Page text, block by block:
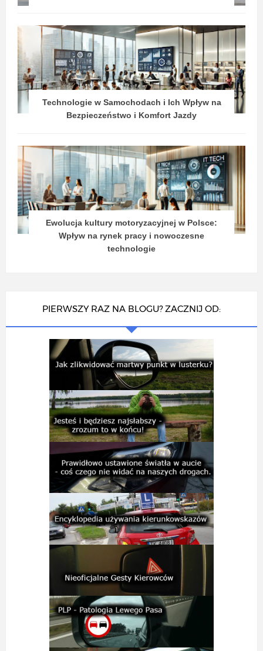
Technologie w Samochodach i Ich Wpływ na
Bezpieczeństwo i Komfort Jazdy
Ewolucja kultury motoryzacyjnej w Polsce:
Wpływ na rynek pracy i nowoczesne
technologie
PIERWSZY RAZ NA BLOGU? ZACZNIJ OD: